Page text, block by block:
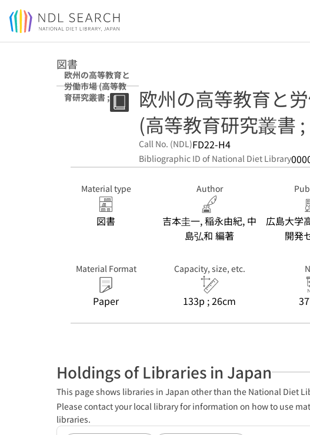
Jump to main content
図書
欧州の高等教育と
労働市場 (高等教
育研究叢書 ; 77)
欧州の高等教育と
(高等教育研究叢書 ;
Call No. (NDL)FD22-H4
Bibliographic ID of National Diet Library
Material type
図書
Author
吉本圭一, 稲永由紀, 中
島弘和 編著
広島大学
開発
Material Format
Paper
Capacity, size, etc.
133p ; 26cm
Holdings of Libraries in Japan
This page shows libraries in Japan other than the National Diet
Please contact your local library for information on how to use
libraries.